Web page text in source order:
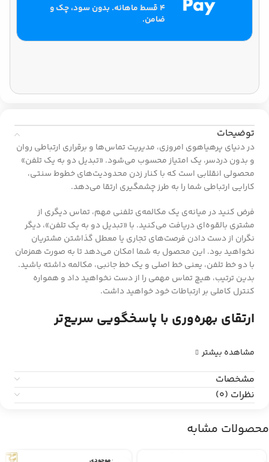
۴ قسط ماهانه. بدون سود، چک و
ضامن.
توضیحات
در دنیای پرهیاهوی امروزی، مدیریت تماس‌ها و برقراری ارتباطی روان
و بدون دردسر، یک امتیاز محسوب می‌شود. «تبدیل دو به یک تلفن»
محصولی انقلابی است که با کنار زدن محدودیت‌های خطوط سنتی،
کارایی ارتباطی شما را به طرز چشمگیری ارتقا می‌دهد.
فرض کنید در میانه‌ی یک مکالمه‌ی تلفنی مهم، تماس دیگری از
مشتری بالقوه‌ای دریافت می‌کنید. با «تبدیل دو به یک تلفن»، دیگر
نگران از دست دادن فرصت‌های تجاری یا معطل گذاشتن مشتریان
نخواهید بود. این محصول به شما امکان می‌دهد تا به صورت همزمان
با دو خط تلفن، یعنی خط اصلی و یک خط جانبی، مکالمه داشته باشید.
بدین ترتیب، هیچ تماس مهمی را از دست نخواهید داد و همواره
کنترل کاملی بر ارتباطات خود خواهید داشت.
ارتقای بهره‌وری با پاسخگویی سریع‌تر
مشاهده بیشتر
مشخصات
نظرات (0)
محصولات مشابه